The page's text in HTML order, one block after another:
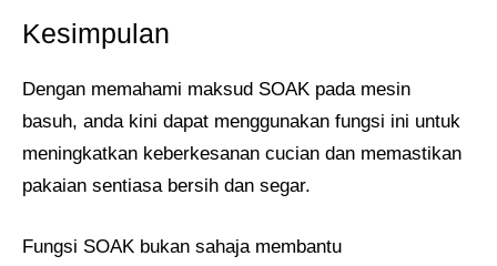
Kesimpulan
Dengan memahami maksud SOAK pada mesin
basuh, anda kini dapat menggunakan fungsi ini untuk
meningkatkan keberkesanan cucian dan memastikan
pakaian sentiasa bersih dan segar.
Fungsi SOAK bukan sahaja membantu